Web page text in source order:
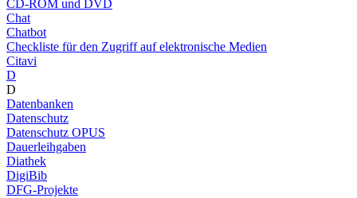
CD-ROM und DVD
Chat
Chatbot
Checkliste für den Zugriff auf elektronische Medien
Citavi
D
D
Datenbanken
Datenschutz
Datenschutz OPUS
Dauerleihgaben
Diathek
DigiBib
DFG-Projekte